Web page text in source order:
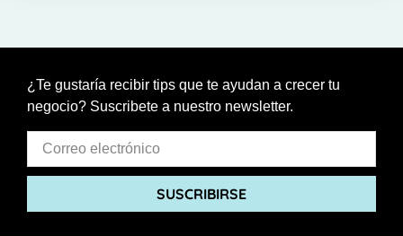
¿Te gustaría recibir tips que te ayudan a crecer tu
negocio? Suscribete a nuestro newsletter.
SUSCRIBIRSE